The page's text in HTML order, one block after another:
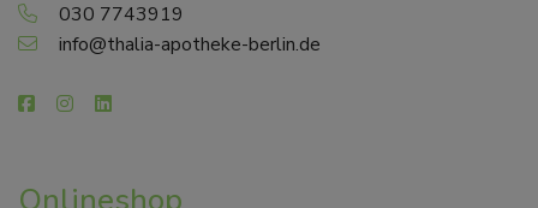
030 7743919
info@thalia-apotheke-berlin.de